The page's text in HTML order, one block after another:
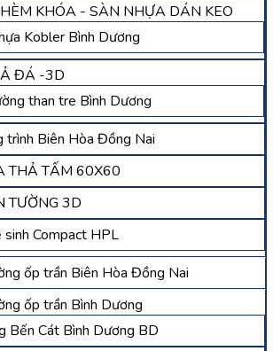
KHÓA - SÀN NHỰA DÁN KEO
Kobler Bình Dương
ĐÁ -3D
than tre Bình Dương
trình Biên Hòa Đồng Nai
THẢ TẤM 60X60
TƯỜNG 3D
sinh Compact HPL
ốp trần Biên Hòa Đồng Nai
ốp trần Bình Dương
Bến Cát Bình Dương BD